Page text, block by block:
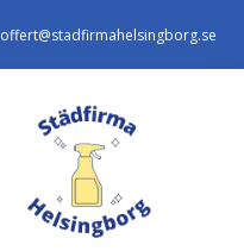
offert@stadfirmahelsingborg.se